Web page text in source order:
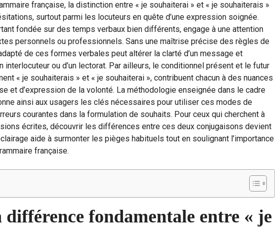
française, la distinction entre « je souhaiterai » et « je souhaiterais »
surtout parmi les locuteurs en quête d’une expression soignée.
fondée sur des temps verbaux bien différents, engage à une attention
personnels ou professionnels. Sans une maîtrise précise des règles de
de ces formes verbales peut altérer la clarté d’un message et
interlocuteur ou d’un lectorat. Par ailleurs, le conditionnel présent et le futur
« je souhaiterais » et « je souhaiterai », contribuent chacun à des nuances
et d’expression de la volonté. La méthodologie enseignée dans le cadre
ainsi aux usagers les clés nécessaires pour utiliser ces modes de
courantes dans la formulation de souhaits. Pour ceux qui cherchent à
écrites, découvrir les différences entre ces deux conjugaisons devient
aide à surmonter les pièges habituels tout en soulignant l’importance
française.
fondamentale entre « je